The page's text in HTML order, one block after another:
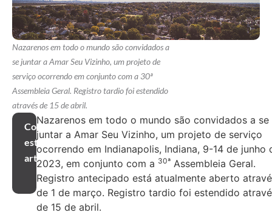
Nazarenos em todo o mundo são convidados a
se juntar a Amar Seu Vizinho, um projeto de
serviço ocorrendo em conjunto com a 30ª
Assembleia Geral. Registro tardio foi estendido
através de 15 de abril.
Compartilhar
este
artigo
Nazarenos em todo o mundo são convidados a se
juntar a Amar Seu Vizinho, um projeto de serviço
ocorrendo em Indianapolis, Indiana, 9-14 de junho
2023, em conjunto com a 30ª Assembleia Geral.
Registro antecipado está atualmente aberto
de 1 de março. Registro tardio foi estendido
de 15 de abril.